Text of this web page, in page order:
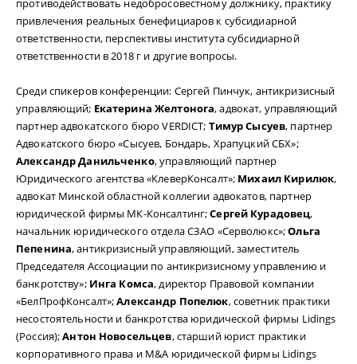
противодействовать недобросовестному должнику, практику
привлечения реальных бенефициаров к субсидиарной
ответственности, перспективы института субсидиарной
ответственности в 2018 г и другие вопросы.
Среди спикеров конференции: Сергей Пинчук, антикризисный
управляющий; Екатерина Желтонога, адвокат, управляющий
партнер адвокатского бюро VERDICT; Тимур Сысуев, партнер
Адвокатского бюро «Сысуев, Бондарь, Храпуцкий СБХ»;
Александр Данильченко, управляющий партнер
Юридического агентства «КлеверКонсалт»; Михаил Кирилюк,
адвокат Минской областной коллегии адвокатов, партнер
юридической фирмы МК-Консалтинг;Сергей Курадовец,
начальник юридического отдела СЗАО «Серволюкс»;Ольга
Пепенина, антикризисный управляющий, заместитель
Председателя Ассоциации по антикризисному управлению и
банкротству»; Инга Комса, директор Правовой компании
«БелПрофКонсалт»;Александр Попелюк, советник практики
несостоятельности и банкротства юридической фирмы Lidings
(Россия);Антон Новосельцев, старший юрист практики
корпоративного права и M&A юридической фирмы Lidings